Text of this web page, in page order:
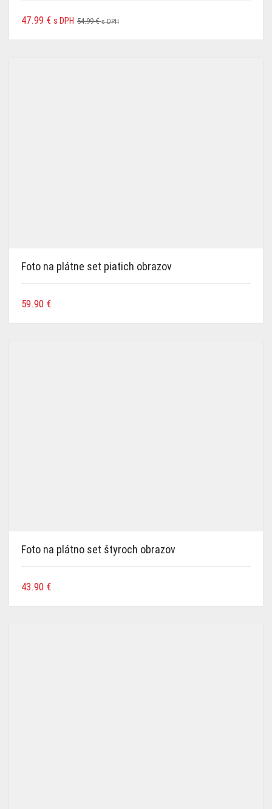
54.99€ s DPH
47.99 € s DPH
Foto na plátne set piatich obrazov
59.90 €
Foto na plátno set štyroch obrazov
43.90 €